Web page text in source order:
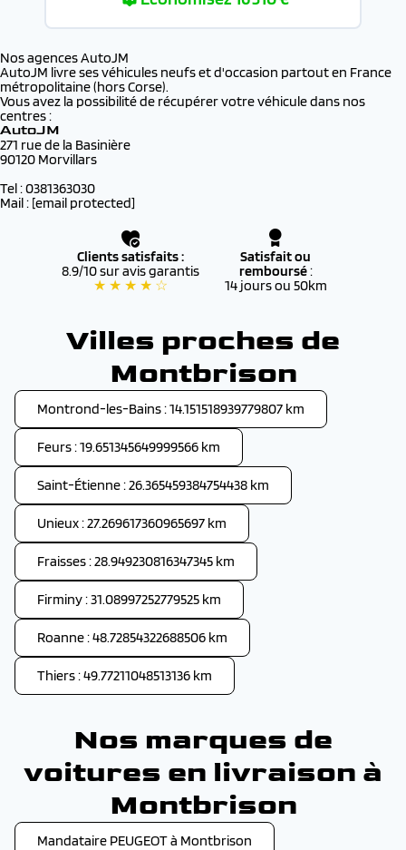
Nos agences AutoJM
AutoJM livre ses véhicules neufs et d'occasion partout en France
métropolitaine (hors Corse).
Vous avez la possibilité de récupérer votre véhicule dans nos
centres :
AutoJM
271 rue de la Basinière
90120 Morvillars
Tel : 0381363030
Mail : [email protected]
Clients satisfaits :
8.9/10 sur avis garantis
★ ★ ★ ★ ☆
Satisfait ou
remboursé:
14 jours ou 50km
Villes proches de
Montbrison
Montrond-les-Bains : 14.151518939779807 km
Feurs : 19.651345649999566 km
Saint-Étienne : 26.365459384754438 km
Unieux : 27.269617360965697 km
Fraisses : 28.949230816347345 km
Firminy : 31.08997252779525 km
Roanne : 48.72854322688506 km
Thiers : 49.77211048513136 km
Nos marques de
voitures en livraison à
Montbrison
Mandataire PEUGEOT à Montbrison